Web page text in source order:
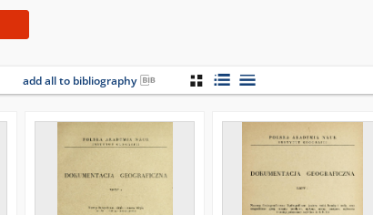
add all to bibliography